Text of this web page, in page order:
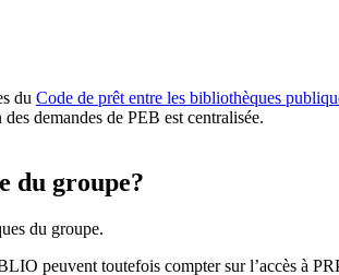
du Code de prêt entre les bibliothèques
demandes de PEB est centralisée.
du groupe?
du groupe.
peuvent toutefois compter sur l’accès à